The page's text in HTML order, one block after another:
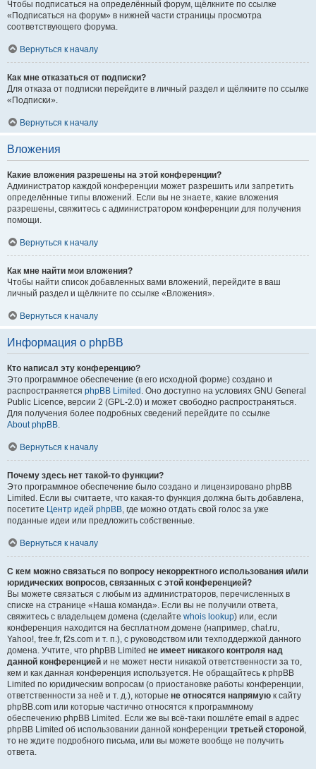
Чтобы подписаться на определённый форум, щёлкните по ссылке
«Подписаться на форум» в нижней части страницы просмотра
соответствующего форума.
Вернуться к началу
Как мне отказаться от подписки?
Для отказа от подписки перейдите в личный раздел и щёлкните по ссылке
«Подписки».
Вернуться к началу
Вложения
Какие вложения разрешены на этой конференции?
Администратор каждой конференции может разрешить или запретить
определённые типы вложений. Если вы не знаете, какие вложения
разрешены, свяжитесь с администратором конференции для получения
помощи.
Вернуться к началу
Как мне найти мои вложения?
Чтобы найти список добавленных вами вложений, перейдите в ваш
личный раздел и щёлкните по ссылке «Вложения».
Вернуться к началу
Информация о phpBB
Кто написал эту конференцию?
Это программное обеспечение (в его исходной форме) создано и
распространяется phpBB Limited . Оно доступно на условиях GNU General
Public Licence, версии 2 (GPL-2.0) и может свободно распространяться.
Для получения более подробных сведений перейдите по ссылке
About phpBB.
Вернуться к началу
Почему здесь нет такой-то функции?
Это программное обеспечение было создано и лицензировано phpBB
Limited. Если вы считаете, что какая-то функция должна быть добавлена,
посетите Центр идей phpBB, где можно отдать свой голос за уже
поданные идеи или предложить собственные.
Вернуться к началу
С кем можно связаться по вопросу некорректного использования и/или
юридических вопросов, связанных с этой конференцией?
Вы можете связаться с любым из администраторов, перечисленных в
списке на странице «Наша команда». Если вы не получили ответа,
свяжитесь с владельцем домена (сделайте whois lookup) или, если
конференция находится на бесплатном домене (например, chat.ru,
Yahoo!, free.fr, f2s.com и т. п.), с руководством или техподдержкой данного
домена. Учтите, что phpBB Limited не имеет никакого контроля над
данной конференцией и не может нести никакой ответственности за то,
кем и как данная конференция используется. Не обращайтесь к phpBB
Limited по юридическим вопросам (о приостановке работы конференции,
ответственности за неё и т. д.), которые не относятся напрямую к сайту
phpBB.com или которые частично относятся к программному
обеспечению phpBB Limited. Если же вы всё-таки пошлёте email в адрес
phpBB Limited об использовании данной конференции третьей стороной,
то не ждите подробного письма, или вы можете вообще не получить
ответа.